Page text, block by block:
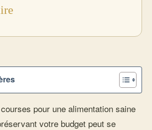
pour une alimentation saine
votre budget peut se